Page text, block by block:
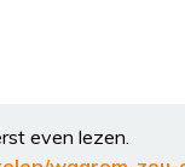
even lezen.